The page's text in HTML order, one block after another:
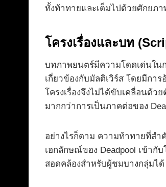
ทั้งท้าทายและเต็มไปด้วยศักยภ
โครงเรื่องและบท
บทภาพยนตร์มีความโดดเด่นในก
เกี่ยวข้องกับมัลติเวิร์ส โดยมีกา
โครงเรื่องจึงไม่ได้ขับเคลื่อนด้ว
มากกว่าการเป็นภาคต่อของ
อย่างไรก็ตาม ความท้าทายที่สำ
เอกลักษณ์ของ Deadpool เข้ากั
สอดคล้องสำหรับผู้ชมบางกลุ่มไ